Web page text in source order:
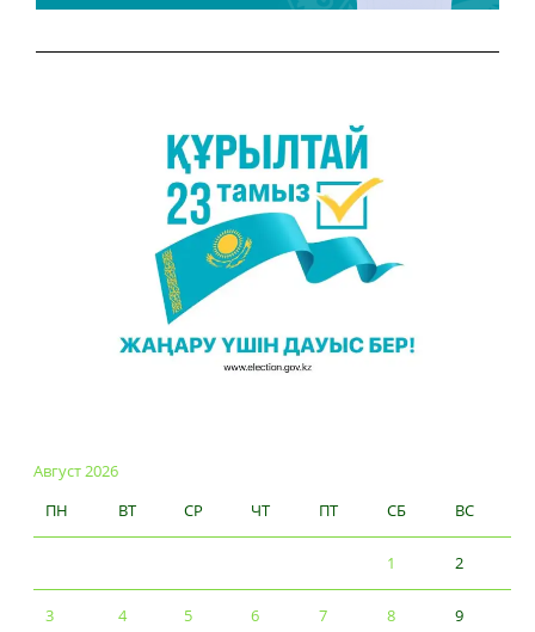
Август 2026
ПН
ВТ СР ЧТ ПТ СБ ВС
1 2
3 4 5 6 7 8 9